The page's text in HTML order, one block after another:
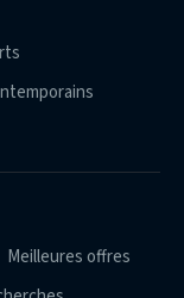
Meilleures offres